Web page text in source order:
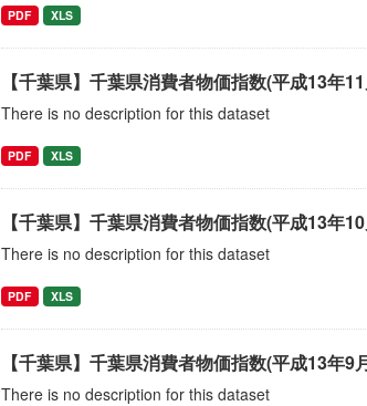
PDF XLS
【千葉県】千葉県消費者物価指数(平成13年
There is no description for this dataset
PDF XLS
【千葉県】千葉県消費者物価指数(平成13年
There is no description for this dataset
PDF XLS
【千葉県】千葉県消費者物価指数(平成13年9
There is no description for this dataset